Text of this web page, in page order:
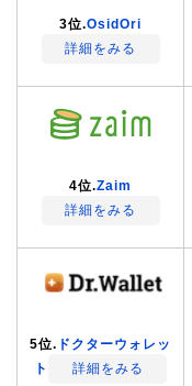
3位.OsidOri
詳細をみる
4位.Zaim
詳細をみる
5位. ドクターウォレッ
ト
詳細をみる